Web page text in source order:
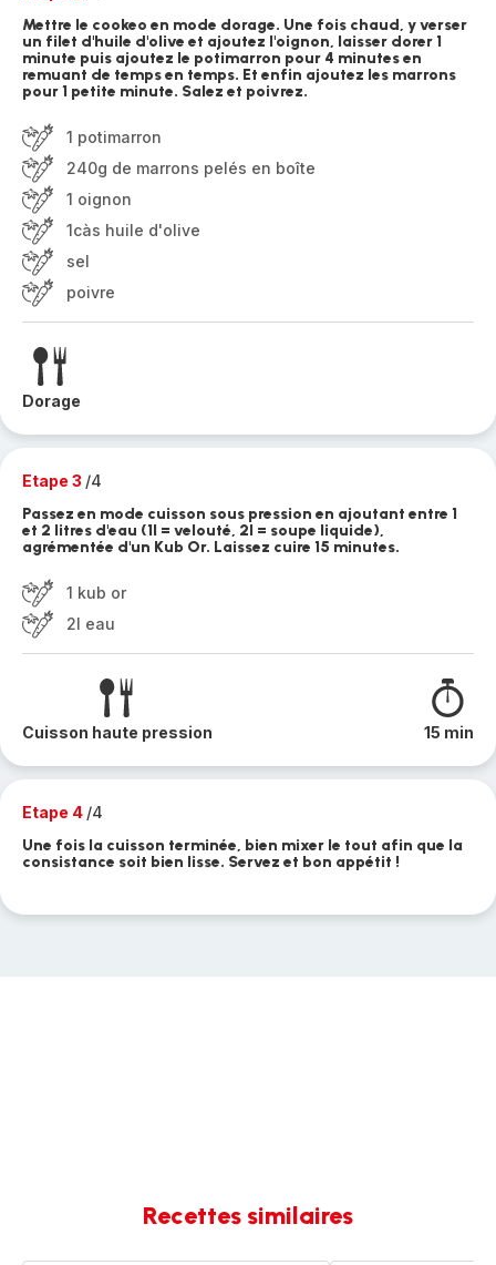
Mettre le cookeo en mode dorage. Une fois chaud, y verser
un filet d'huile d'olive et ajoutez l'oignon, laisser dorer 1
minute puis ajoutez le potimarron pour 4 minutes en
remuant de temps en temps. Et enfin ajoutez les marrons
pour 1 petite minute. Salez et poivrez.
1 potimarron
240g de marrons pelés en boîte
1 oignon
1càs huile d'olive
sel
poivre
Dorage
Etape 3 /4
Passez en mode cuisson sous pression en ajoutant entre 1
et 2 litres d'eau (1l = velouté, 2l = soupe liquide),
agrémentée d'un Kub Or. Laissez cuire 15 minutes.
1 kub or
2l eau
Cuisson haute pression 15 min
Etape 4 /4
Une fois la cuisson terminée, bien mixer le tout afin que la
consistance soit bien lisse. Servez et bon appétit !
Recettes similaires